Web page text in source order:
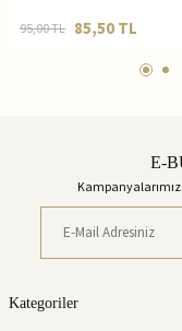
95,00TL 85,50 TL
E-
Kategoriler